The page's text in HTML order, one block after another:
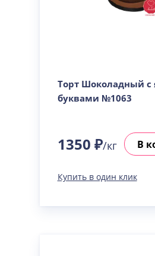
Торт Шоколадный с
буквами №1063
1350 ₽/кг В
Купить в один клик